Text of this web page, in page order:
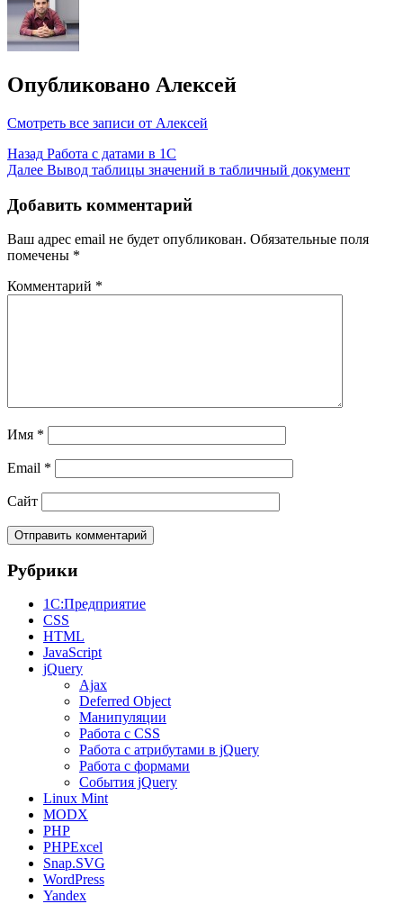
Опубликовано Алексей
Смотреть все записи от Алексей
Навигация
по
записям
Назад Работа с датами в 1С
Далее Вывод таблицы значений в табличный документ
Добавить комментарий
Ваш адрес email не будет опубликован. Обязательные поля
помечены *
Комментарий *
Имя *
Email *
Сайт
Рубрики
1С:Предприятие
CSS
HTML
JavaScript
jQuery
Ajax
Deferred Object
Манипуляции
Работа с CSS
Работа с атрибутами в jQuery
Работа с формами
События jQuery
Linux Mint
MODX
PHP
PHPExcel
Snap.SVG
WordPress
Yandex